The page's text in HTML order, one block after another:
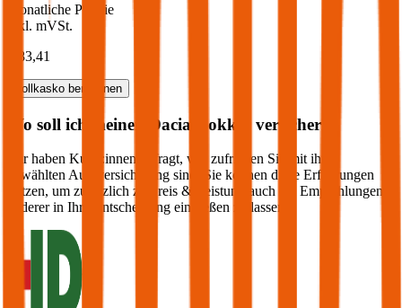
Monatliche Prämie
inkl. mVSt.
€ 83,41
Vollkasko berechnen
Wo soll ich meinen Dacia Dokker versichern?
Wir haben Kund:innen befragt, wie zufrieden Sie mit ihrer
gewählten Autoversicherung sind. Sie können diese Erfahrungen
nutzen, um zusätzlich zu Preis & Leistung auch die Empfehlungen
anderer in Ihre Entscheidung einfließen zu lassen: